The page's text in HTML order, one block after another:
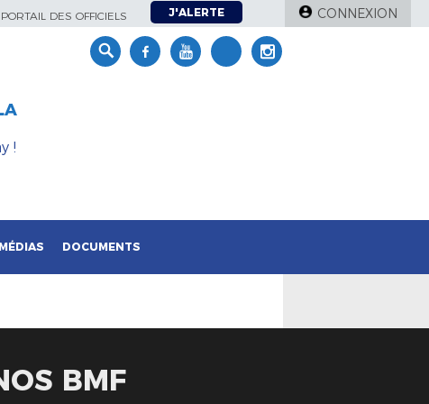
PORTAIL DES OFFICIELS J'ALERTE CONNEXION
!
MÉDIAS DOCUMENTS
BMF